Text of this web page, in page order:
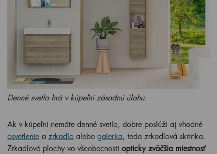
Denné svetlo hrá v kúpeľni zásadnú úlohu.
Ak v kúpeľni nemáte denné svetlo, dobre poslúži aj vhodné
osvetlenie a zrkadlo alebo galerka, teda zrkadlová skrinka.
Zrkadlové plochy vo všeobecnosti opticky zväčšia miestnosť